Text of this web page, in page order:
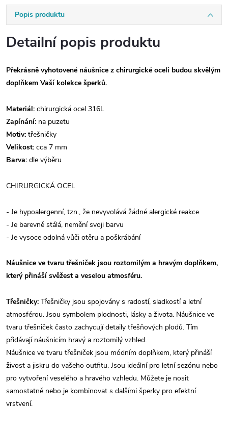
Popis produktu
Detailní popis produktu
Překrásně vyhotovené náušnice z chirurgické oceli budou skvělým
doplňkem Vaší kolekce šperků.
Materiál: chirurgická ocel 316L
Zapínání: na puzetu
Motiv: třešničky
Velikost: cca 7 mm
Barva: dle výběru
CHIRURGICKÁ OCEL
- Je hypoalergenní, tzn., že nevyvolává žádné alergické reakce
- Je barevně stálá, nemění svoji barvu
- Je vysoce odolná vůči otěru a poškrábání
Náušnice ve tvaru třešniček jsou roztomilým a hravým doplňkem,
který přináší svěžest a veselou atmosféru.
Třešničky: Třešničky jsou spojovány s radostí, sladkostí a letní
atmosférou. Jsou symbolem plodnosti, lásky a života. Náušnice ve
tvaru třešniček často zachycují detaily třešňových plodů. Tím
přidávají náušnicím hravý a roztomilý vzhled.
Náušnice ve tvaru třešniček jsou módním doplňkem, který přináší
živost a jiskru do vašeho outfitu. Jsou ideální pro letní sezónu nebo
pro vytvoření veselého a hravého vzhledu. Můžete je nosit
samostatně nebo je kombinovat s dalšími šperky pro efektní
vrstvení.